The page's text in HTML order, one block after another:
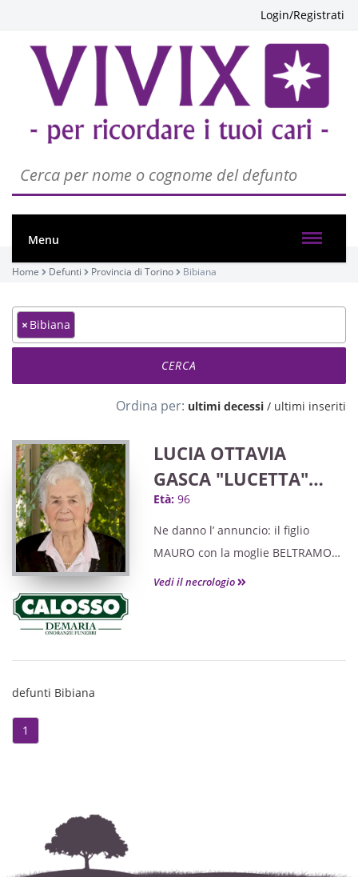
Login/Registrati
Menu
Home Defunti Provincia di Torino Bibiana
× Bibiana
Ordina per: ultimi decessi / ultimi inseriti
LUCIA OTTAVIA
GASCA "LUCETTA"
ved. CAMUSSO
Età: 96
Ne danno l’ annuncio: il figlio
MAURO con la moglie BELTRAMO
MAURA, le nipoti CLAUDIA con
L’ISTITUTO IRCCS DI CANDIOLO.
Vedi il necrologio
defunti Bibiana
1